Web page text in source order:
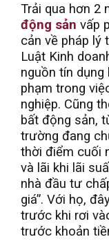
Trải qua hơn 2
động sản vấp
cản về pháp lý
Luật Kinh
nguồn tín
phạm trong
nghiệp. Cũng
bất động sản,
trường đang
thời điểm cuối
và lãi khi lãi
nhà đầu tư
giá”. Với họ,
trước khi rơi
trước khoản